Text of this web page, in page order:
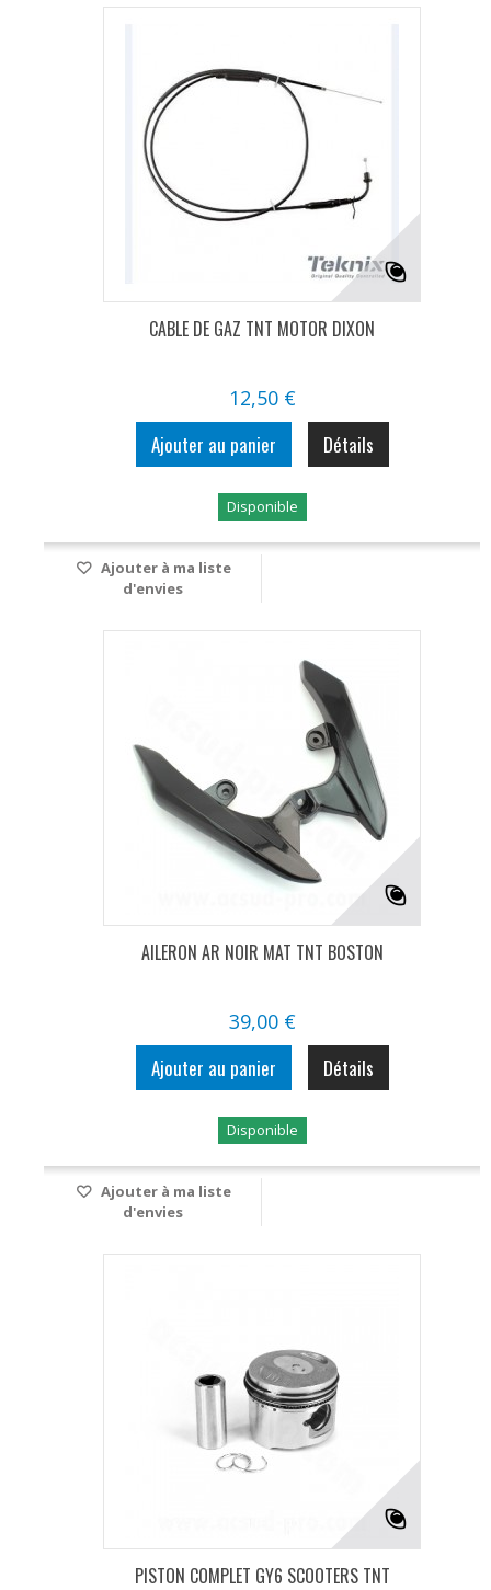
CABLE DE GAZ TNT MOTOR DIXON
12,50 €
Ajouter au panier Détails
Disponible
Ajouter à ma liste
d'envies
AILERON AR NOIR MAT TNT BOSTON
39,00 €
Ajouter au panier Détails
Disponible
Ajouter à ma liste
d'envies
PISTON COMPLET GY6 SCOOTERS TNT